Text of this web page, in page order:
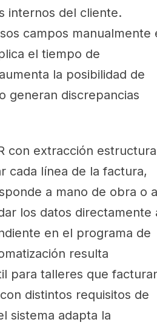
internos del cliente.
campos manualmente
el tiempo de
la posibilidad de
generan discrepancias
con extracción
cada línea de la factura,
a mano de obra o a
los datos directamente
en el programa de
resulta
para talleres que
distintos requisitos de
sistema adapta la